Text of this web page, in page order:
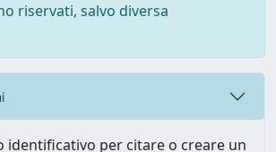
riservati, salvo diversa
identificativo per citare o creare un